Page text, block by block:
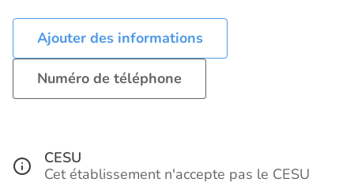
Ajouter des informations
Numéro de téléphone
CESU
Cet établissement n'accepte pas le CESU